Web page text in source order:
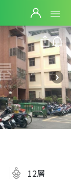
12層